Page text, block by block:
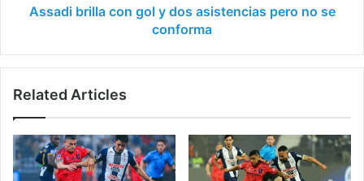
Assadi brilla con gol y dos asistencias pero no se
conforma
Related Articles